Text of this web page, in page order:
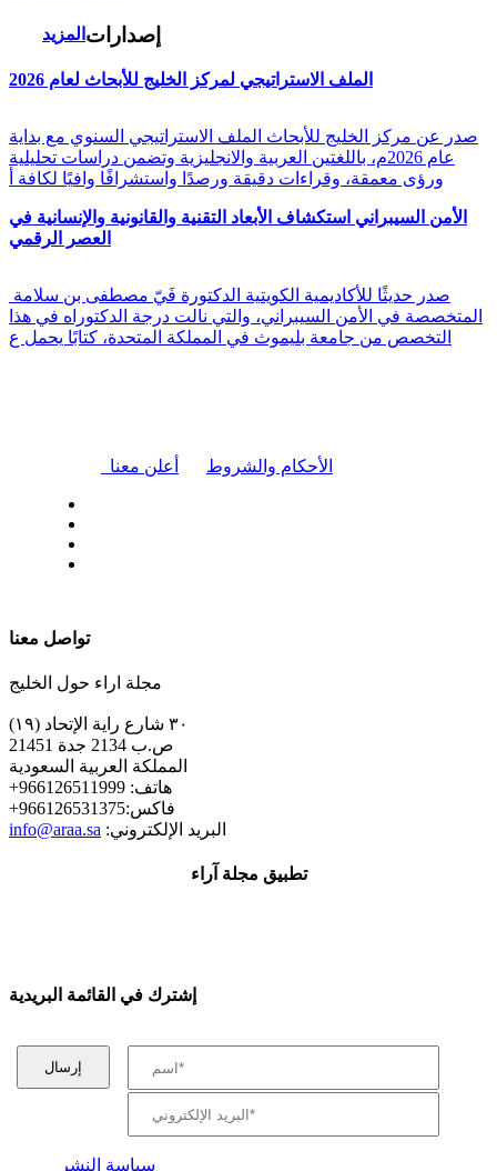
المزيد إصدارات
الملف الاستراتيجي لمركز الخليج للأبحاث لعام 2026
صدر عن مركز الخليج للأبحاث الملف الاستراتيجي السنوي مع بداية
عام 2026م، باللغتين العربية والانجليزية وتضمن دراسات تحليلية
ورؤى معمقة، وقراءات دقيقة ورصدًا واستشرافًا وافيًا لكافة أ
الأمن السيبراني استكشاف الأبعاد التقنية والقانونية والإنسانية في
العصر الرقمي
المتخصصة في الأمن السيبراني، والتي نالت درجة الدكتوراه في هذا
التخصص من جامعة بليموث في المملكة المتحدة، كتابًا يحمل ع
أعلن معنا الأحكام والشروط
تواصل معنا
مجلة اراء حول الخليج
٣٠ شارع راية الإتحاد (١٩)
ص.ب 2134 جدة 21451
المملكة العربية السعودية
+هاتف: 966126511999
+فاكس:966126531375
info@araa.sa :البريد الإلكتروني
تطبيق مجلة آراء
إشترك في القائمة البريدية
سياسة النشر